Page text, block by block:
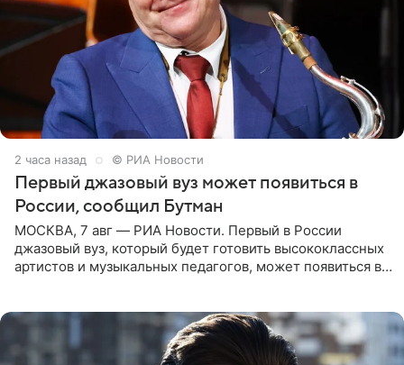
2 часа назад © РИА Новости
Первый джазовый вуз может появиться в
России, сообщил Бутман
МОСКВА, 7 авг — РИА Новости. Первый в России
джазовый вуз, который будет готовить высококлассных
артистов и музыкальных педагогов, может появиться в